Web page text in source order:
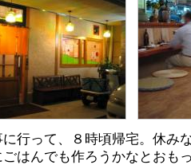
行って、８時頃帰宅。休み
ごはんでも作ろうかなとおも